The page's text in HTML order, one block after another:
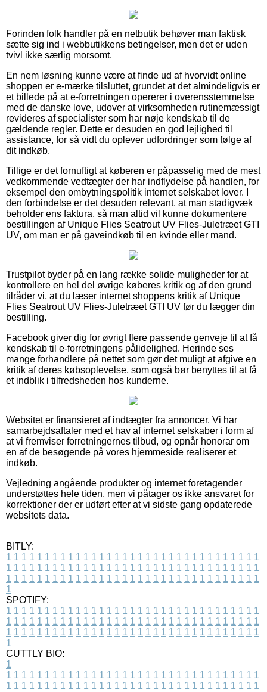
Forinden folk handler på en netbutik behøver man faktisk
sætte sig ind i webbutikkens betingelser, men det er uden
tvivl ikke særlig morsomt.
En nem løsning kunne være at finde ud af hvorvidt online
shoppen er e-mærke tilsluttet, grundet at det almindeligvis er
et billede på at e-forretningen opererer i overensstemmelse
med de danske love, udover at virksomheden rutinemæssigt
revideres af specialister som har nøje kendskab til de
gældende regler. Dette er desuden en god lejlighed til
assistance, for så vidt du oplever udfordringer som følge af
dit indkøb.
Tillige er det fornuftigt at køberen er påpasselig med de mest
vedkommende vedtægter der har indflydelse på handlen, for
eksempel den ombytningspolitik internet selskabet lover. I
den forbindelse er det desuden relevant, at man stadigvæk
beholder ens faktura, så man altid vil kunne dokumentere
bestillingen af Unique Flies Seatrout UV Flies-Juletræet GTI
UV, om man er på gaveindkøb til en kvinde eller mand.
Trustpilot byder på en lang række solide muligheder for at
kontrollere en hel del øvrige køberes kritik og af den grund
tilråder vi, at du læser internet shoppens kritik af Unique
Flies Seatrout UV Flies-Juletræet GTI UV før du lægger din
bestilling.
Facebook giver dig for øvrigt flere passende genveje til at få
kendskab til e-forretningens pålidelighed. Herinde ses
mange forhandlere på nettet som gør det muligt at afgive en
kritik af deres købsoplevelse, som også bør benyttes til at få
et indblik i tilfredsheden hos kunderne.
Websitet er finansieret af indtægter fra annoncer. Vi har
samarbejdsaftaler med et hav af internet selskaber i form af
at vi fremviser forretningernes tilbud, og opnår honorar om
en af de besøgende på vores hjemmeside realiserer et
indkøb.
Vejledning angående produkter og internet foretagender
understøttes hele tiden, men vi påtager os ikke ansvaret for
korrektioner der er udført efter at vi sidste gang opdaterede
websitets data.
BITLY:
1 1 1 1 1 1 1 1 1 1 1 1 1 1 1 1 1 1 1 1 1 1 1 1 1 1 1 1 1 1 1 1 1
1 1 1 1 1 1 1 1 1 1 1 1 1 1 1 1 1 1 1 1 1 1 1 1 1 1 1 1 1 1 1 1 1
1 1 1 1 1 1 1 1 1 1 1 1 1 1 1 1 1 1 1 1 1 1 1 1 1 1 1 1 1 1 1 1 1
1
SPOTIFY:
1 1 1 1 1 1 1 1 1 1 1 1 1 1 1 1 1 1 1 1 1 1 1 1 1 1 1 1 1 1 1 1 1
1 1 1 1 1 1 1 1 1 1 1 1 1 1 1 1 1 1 1 1 1 1 1 1 1 1 1 1 1 1 1 1 1
1 1 1 1 1 1 1 1 1 1 1 1 1 1 1 1 1 1 1 1 1 1 1 1 1 1 1 1 1 1 1 1 1
1
CUTTLY BIO:
1
1 1 1 1 1 1 1 1 1 1 1 1 1 1 1 1 1 1 1 1 1 1 1 1 1 1 1 1 1 1 1 1 1
1 1 1 1 1 1 1 1 1 1 1 1 1 1 1 1 1 1 1 1 1 1 1 1 1 1 1 1 1 1 1 1 1